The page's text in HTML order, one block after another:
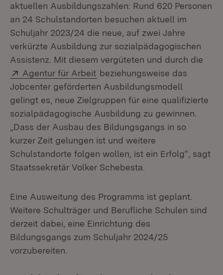
aktuellen Ausbildungszahlen: Rund 620 Personen
an 24 Schulstandorten besuchen aktuell im
Schuljahr 2023/24 die neue, auf zwei Jahre
verkürzte Ausbildung zur sozialpädagogischen
Assistenz. Mit diesem vergüteten und durch die
Extern:
Agentur für Arbeit (Öffnet in neuem Fenster)
beziehungsweise das
Jobcenter geförderten Ausbildungsmodell
gelingt es, neue Zielgruppen für eine qualifizierte
sozialpädagogische Ausbildung zu gewinnen.
„Dass der Ausbau des Bildungsgangs in so
kurzer Zeit gelungen ist und weitere
Schulstandorte folgen wollen, ist ein Erfolg“, sagt
Staatssekretär Volker Schebesta.
Eine Ausweitung des Programms ist geplant.
Weitere Schulträger und Berufliche Schulen sind
derzeit dabei, eine Einrichtung des
Bildungsgangs zum Schuljahr 2024/25
vorzubereiten.